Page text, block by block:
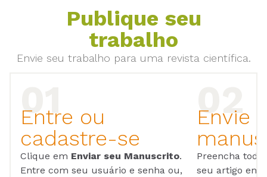
Publique seu
trabalho
Envie seu trabalho para uma revista científica.
Entre ou
cadastre-se
Clique em Enviar seu Manuscrito.
Entre com seu usuário e senha ou,
Envie
Preencha
seu artigo em